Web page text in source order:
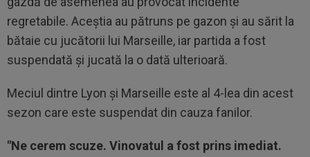
regretabile. Aceștia au pătruns pe gazon și au sărit la
bătaie cu jucătorii lui Marseille, iar partida a fost
suspendată și jucată la o dată ulterioară.
Meciul dintre Lyon și Marseille este al 4-lea din acest
sezon care este suspendat din cauza fanilor.
"Ne cerem scuze. Vinovatul a fost prins imediat.